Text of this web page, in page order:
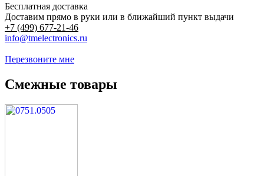
Бесплатная доставка
Доставим прямо в руки или в ближайший пункт выдачи
+7 (499) 677-21-46
info@tmelectronics.ru
Перезвоните мне
Смежные товары